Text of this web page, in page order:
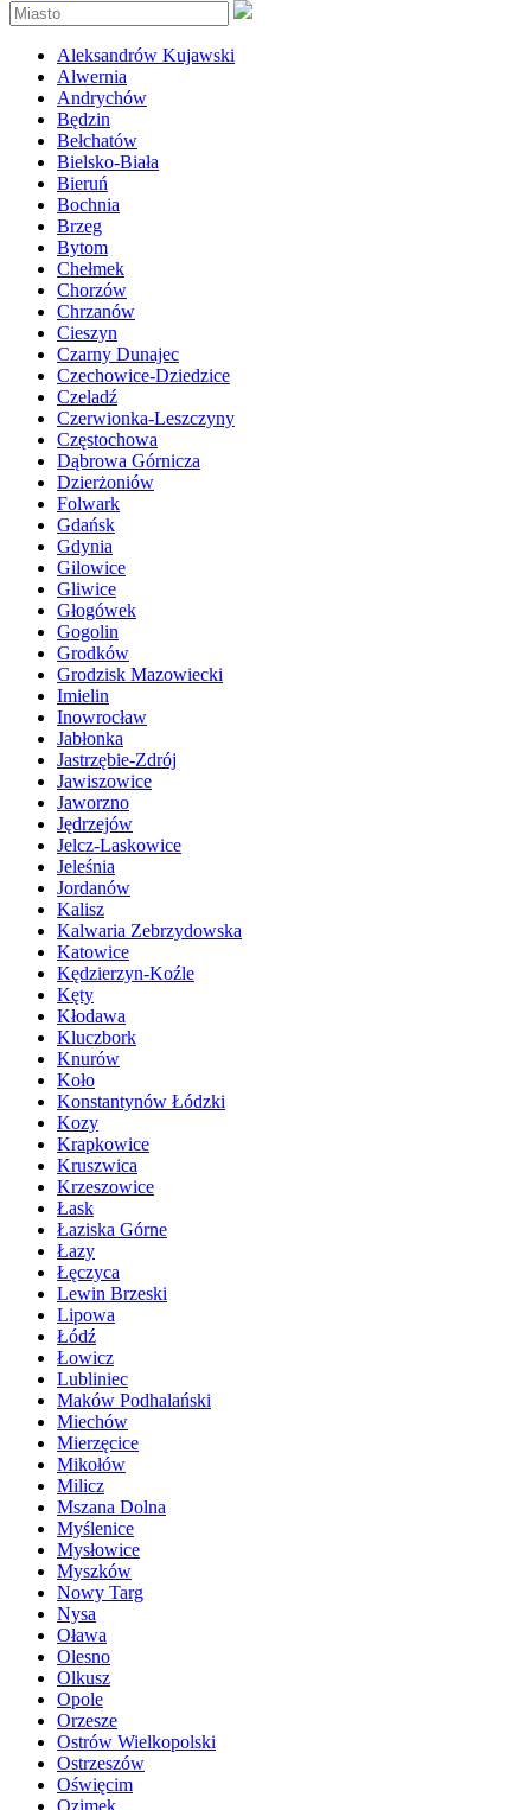
Aleksandrów Kujawski
Alwernia
Andrychów
Będzin
Bełchatów
Bielsko-Biała
Bieruń
Bochnia
Brzeg
Bytom
Chełmek
Chorzów
Chrzanów
Cieszyn
Czarny Dunajec
Czechowice-Dziedzice
Czeladź
Czerwionka-Leszczyny
Częstochowa
Dąbrowa Górnicza
Dzierżoniów
Folwark
Gdańsk
Gdynia
Gilowice
Gliwice
Głogówek
Gogolin
Grodków
Grodzisk Mazowiecki
Imielin
Inowrocław
Jabłonka
Jastrzębie-Zdrój
Jawiszowice
Jaworzno
Jędrzejów
Jelcz-Laskowice
Jeleśnia
Jordanów
Kalisz
Kalwaria Zebrzydowska
Katowice
Kędzierzyn-Koźle
Kęty
Kłodawa
Kluczbork
Knurów
Koło
Konstantynów Łódzki
Kozy
Krapkowice
Kruszwica
Krzeszowice
Łask
Łaziska Górne
Łazy
Łęczyca
Lewin Brzeski
Lipowa
Łódź
Łowicz
Lubliniec
Maków Podhalański
Miechów
Mierzęcice
Mikołów
Milicz
Mszana Dolna
Myślenice
Mysłowice
Myszków
Nowy Targ
Nysa
Oława
Olesno
Olkusz
Opole
Orzesze
Ostrów Wielkopolski
Ostrzeszów
Oświęcim
Ozimek